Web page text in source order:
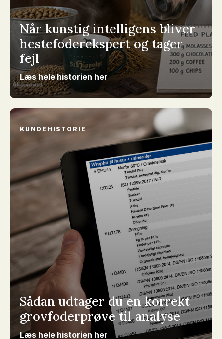
Når kunstig intelligens bliver
hestefoderekspert og tager
fejl
Læs hele historien her
KUNDEHISTORIE
Sådan udtager du en korrekt
grovfoderprøve til analyse
Læs hele historien her